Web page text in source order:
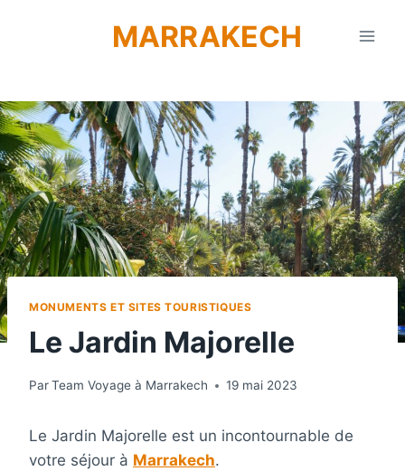
MARRAKECH
MONUMENTS ET SITES TOURISTIQUES
Le Jardin Majorelle
ParTeam Voyage à Marrakech 19 mai 2023
Le Jardin Majorelle est un incontournable de
votre séjour à Marrakech.